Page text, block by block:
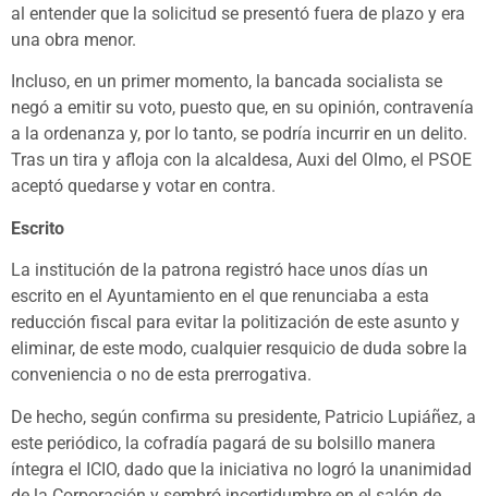
al entender que la solicitud se presentó fuera de plazo y era
una obra menor.
Incluso, en un primer momento, la bancada socialista se
negó a emitir su voto, puesto que, en su opinión, contravenía
a la ordenanza y, por lo tanto, se podría incurrir en un delito.
Tras un tira y afloja con la alcaldesa, Auxi del Olmo, el PSOE
aceptó quedarse y votar en contra.
Escrito
La institución de la patrona registró hace unos días un
escrito en el Ayuntamiento en el que renunciaba a esta
reducción fiscal para evitar la politización de este asunto y
eliminar, de este modo, cualquier resquicio de duda sobre la
conveniencia o no de esta prerrogativa.
De hecho, según confirma su presidente, Patricio Lupiáñez, a
este periódico, la cofradía pagará de su bolsillo manera
íntegra el ICIO, dado que la iniciativa no logró la unanimidad